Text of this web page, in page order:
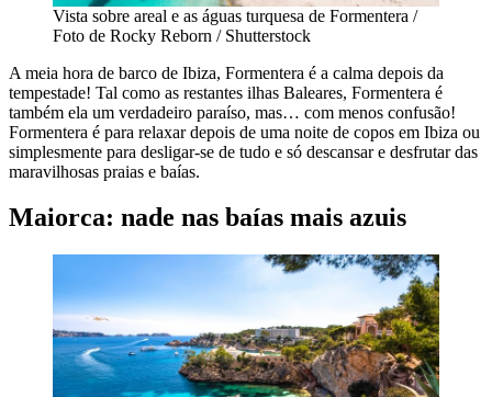
Vista sobre areal e as águas turquesa de Formentera /
Foto de Rocky Reborn / Shutterstock
A meia hora de barco de Ibiza, Formentera é a calma depois da
tempestade! Tal como as restantes ilhas Baleares, Formentera é
também ela um verdadeiro paraíso, mas… com menos confusão!
Formentera é para relaxar depois de uma noite de copos em Ibiza ou
simplesmente para desligar-se de tudo e só descansar e desfrutar das
maravilhosas praias e baías.
Maiorca: nade nas baías mais azuis